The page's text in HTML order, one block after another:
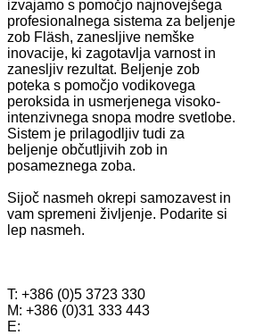
izvajamo s pomočjo najnovejšega
profesionalnega sistema za beljenje
zob Fläsh, zanesljive nemške
inovacije, ki zagotavlja varnost in
zanesljiv rezultat. Beljenje zob
poteka s pomočjo vodikovega
peroksida in usmerjenega visoko-
intenzivnega snopa modre svetlobe.
Sistem je prilagodljiv tudi za
beljenje občutljivih zob in
posameznega zoba.
Sijoč nasmeh okrepi samozavest in
vam spremeni življenje. Podarite si
lep nasmeh.
T: +386 (0)5 3723 330
M: +386 (0)31 333 443
E: